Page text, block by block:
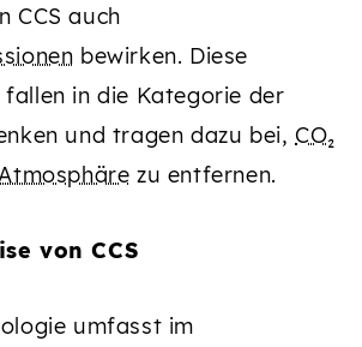
CCS auch
bewirken. Diese
fallen in die Kategorie der
und tragen dazu bei,CO₂
zu entfernen.
von CCS
umfasst im